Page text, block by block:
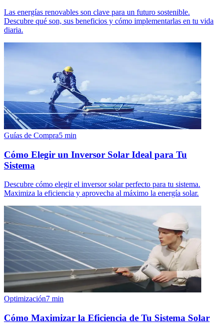
Las energías renovables son clave para un futuro sostenible.
Descubre qué son, sus beneficios y cómo implementarlas en tu vida
diaria.
Guías de Compra5 min
Cómo Elegir un Inversor Solar Ideal para Tu
Sistema
Descubre cómo elegir el inversor solar perfecto para tu sistema.
Maximiza la eficiencia y aprovecha al máximo la energía solar.
Optimización7 min
Cómo Maximizar la Eficiencia de Tu Sistema Solar